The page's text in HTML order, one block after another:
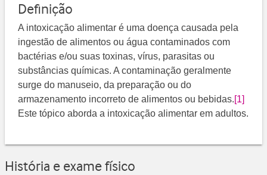
Definição
A intoxicação alimentar é uma doença causada pela
ingestão de alimentos ou água contaminados com
bactérias e/ou suas toxinas, vírus, parasitas ou
substâncias químicas. A contaminação geralmente
surge do manuseio, da preparação ou do
armazenamento incorreto de alimentos ou bebidas.[1]
Este tópico aborda a intoxicação alimentar em adultos.
História e exame físico